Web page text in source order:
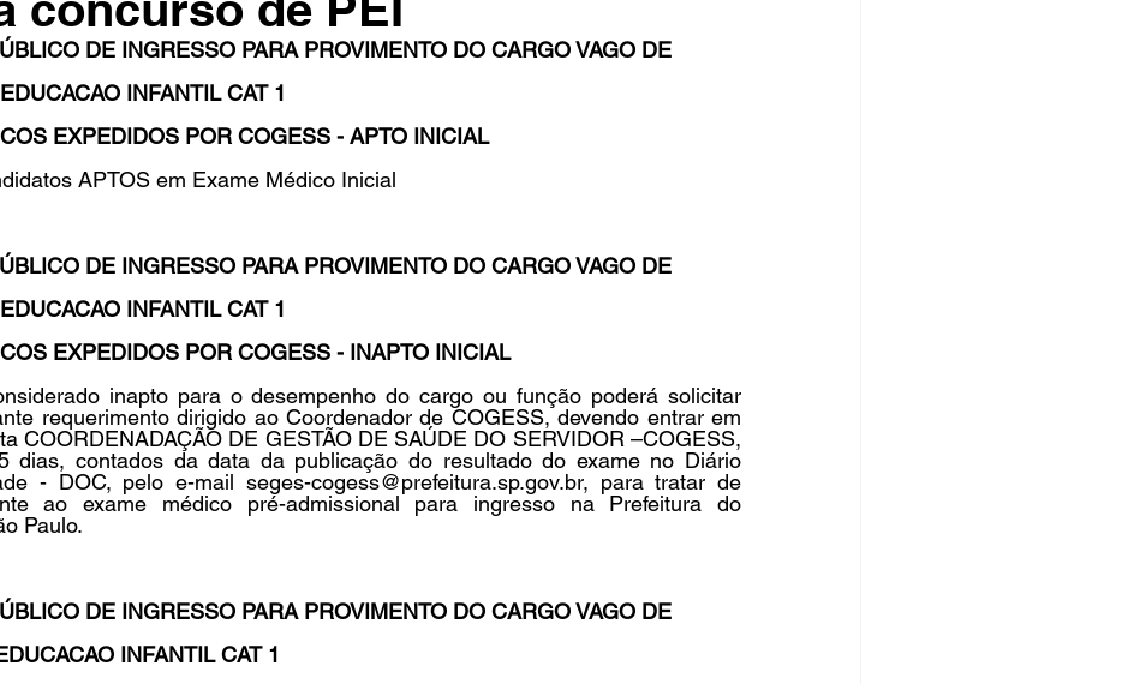
Sedin Indicações Aposentados
noticias
DE INGRESSO PARA PROVIMENTO DO CARGO VAGO DE
INFANTIL CAT 1
EXPEDIDOS POR COGESS - APTO INICIAL
APTOS em Exame Médico Inicial
DE INGRESSO PARA PROVIMENTO DO CARGO VAGO DE
INFANTIL CAT 1
EXPEDIDOS POR COGESS - INAPTO INICIAL
inapto para o desempenho do cargo ou função poderá solicitar
requerimento dirigido ao Coordenador de COGESS, devendo entrar em
COORDENADAÇÃO DE GESTÃO DE SAÚDE DO SERVIDOR –COGESS,
dias, contados da data da publicação do resultado do exame no Diário
- DOC, pelo e-mail seges-cogess@prefeitura.sp.gov.br, para tratar de
ao exame médico pré-admissional para ingresso na Prefeitura do
Paulo.
DE INGRESSO PARA PROVIMENTO DO CARGO VAGO DE
INFANTIL CAT 1